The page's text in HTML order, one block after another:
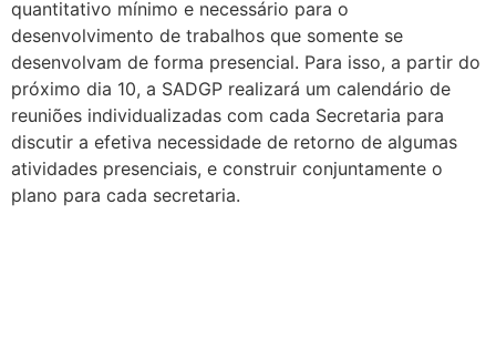
quantitativo mínimo e necessário para o
desenvolvimento de trabalhos que somente se
desenvolvam de forma presencial. Para isso, a partir do
próximo dia 10, a SADGP realizará um calendário de
reuniões individualizadas com cada Secretaria para
discutir a efetiva necessidade de retorno de algumas
atividades presenciais, e construir conjuntamente o
plano para cada secretaria.